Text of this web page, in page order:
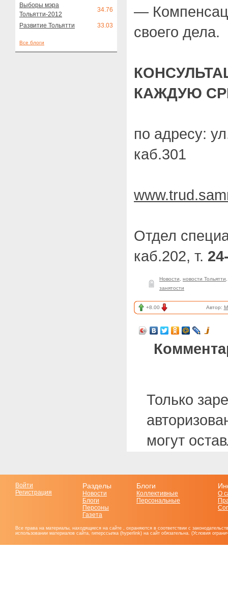
Выборы мэра
Тольятти-2012
34.76
Развитие Тольятти 33.03
Все блоги
—
своего дела.
КАЖДУЮ
по адресу:
каб.301
Отдел
каб.202, т.
Новости новости Тольятти
занятости
+8.00 Автор:
Только
могут
Войти
Регистрация
Разделы
Новости
Блоги
Персоны
Газета
Блоги
Коллективные
Персональные
О
Все права на материалы, находящиеся на сайте , охраняются в соответствии с
использовании материалов сайта, гиперссылка (hyperlink) на сайт обязательна. (Условия